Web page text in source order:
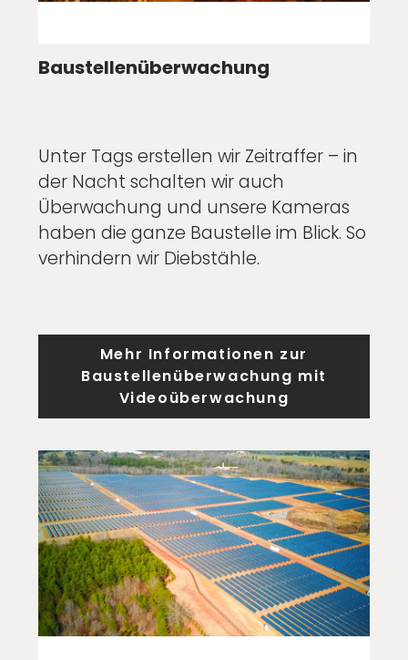
Baustellenüberwachung
Unter Tags erstellen wir Zeitraffer – in
der Nacht schalten wir auch
Überwachung und unsere Kameras
haben die ganze Baustelle im Blick. So
verhindern wir Diebstähle.
Mehr Informationen zur
Baustellenüberwachung mit
Videoüberwachung